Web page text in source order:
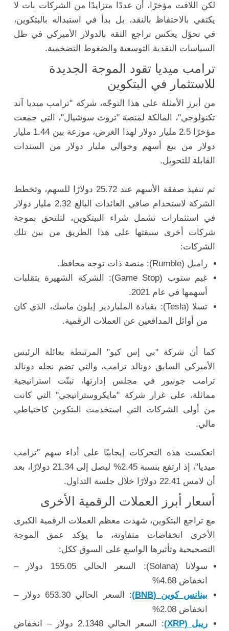
لكن اللافت مؤخرًا، أن عددًا متزايدًا من الشركات بات لا
يكتفي بالاحتفاظ بالنقد، بل بدأ في استبداله بالبتكوين،
في تحوّل يعكس تراجع الثقة بالدولار الأميركي في ظل
السياسات النقدية التوسعية والضغوط التضخمية.
ترامب ميديا تقود الموجة الجديدة
للاستثمار في البتكوين
من أبرز الأمثلة على هذا التوجّه، شركة "ترامب ميديا آند
تكنولوجي"، المالكة لمنصة "تروث سوشيال"، التي جمعت
مؤخرًا 2.5 مليار دولار لهذا الغرض، موزعة بين 1.44 مليار
دولار من بيع أسهم وحوالي مليار دولار من السندات
القابلة للتحويل.
تم تنفيذ صفقة الأسهم عند 25.72 دولارًا للسهم، وتخطط
الشركة لاستخدام صافي العائدات البالغ 2.32 مليار دولار
في استثمارات تشمل شراء البيتكوين، لتلتحق بموجة
شركات أخرى سبقتها على هذا الطريق من بين تلك
الشركات:
رامبل (Rumble): منصة ذات توجه محافظ.
غيم ستوب (Game Stop): الشركة الشهيرة بتقلبات
أسهمها في عام 2021.
تسلا (Tesla): بقيادة الملياردير إيلون ماسك، الذي كان
من أوائل المدافعين عن العملات الرقمية.
كما أن شركة "بي إس كيو" المرتبطة بعائلة الرئيس
الأميركي السابق دونالد ترامب، والتي تضم نجله دونالد
ترامب جونيور في مجلس إدارتها، تبنّت استراتيجية
مماثلة، على غرار شركة "مايكروستراتيجي" التي كانت
من أولى الشركات التي استخدمت البتكوين كاحتياطي
مالي.
انعكست هذه التحركات إيجابيًا على أداء سهم "ترامب
ميديا"، إذ ارتفع بنسبة 2.45% ليصل إلى 21.34 دولارًا، بعد
أن لامس 22.41 دولارًا خلال جلسة التداول.
أسعار أبرز العملات الرقمية الأخرى
مع تراجع البتكوين، شهدت معظم العملات الرقمية الكبرى
الأخرى انخفاضات متفاوتة، ما يؤكد عمق الموجة
التصحيحية وتأثيرها الواسع على السوق ككل:
سولانا (Solana): السعر الحالي 155.05 دولار –
انخفاض 4.68%
بينانس كوين (BNB)
: السعر الحالي 653.30 دولار –
انخفاض 2.08%
ريبل (XRP)
: السعر الحالي 2.1348 دولار – انخفاض